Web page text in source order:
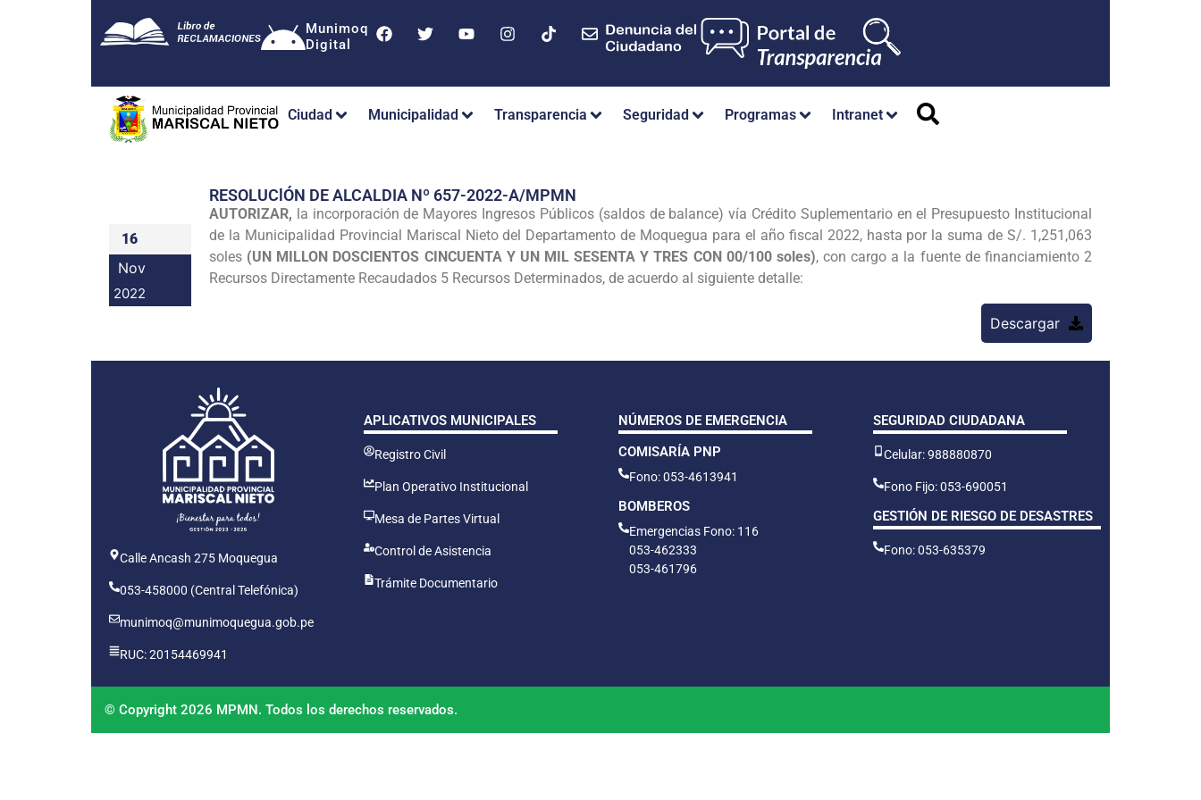
Munimoq
Digital
Ciudad Municipalidad Transparencia Seguridad Programas Intranet
16
Nov
2022
RESOLUClÓN DE ALCALDIA Nº 657-2022-A/MPMN
AUTORIZAR, la incorporación de Mayores Ingresos Públicos (saldos de balance) vía Crédito Suplementario en el Presupuesto Institucional
de la Municipalidad Provincial Mariscal Nieto del Departamento de Moquegua para el año fiscal 2022, hasta por la suma de S/. 1,251,063
soles (UN MILLON DOSCIENTOS CINCUENTA Y UN MIL SESENTA Y TRES CON 00/100 soles), con cargo a la fuente de financiamiento 2
Recursos Directamente Recaudados 5 Recursos Determinados, de acuerdo al siguiente detalle:
Descargar
Calle Ancash 275 Moquegua
053-458000 (Central Telefónica)
munimoq@munimoquegua.gob.pe
RUC: 20154469941
APLICATIVOS MUNICIPALES
Registro Civil
Plan Operativo Institucional
Mesa de Partes Virtual
Control de Asistencia
Trámite Documentario
NÚMEROS DE EMERGENCIA
COMISARÍA PNP
Fono: 053-4613941
BOMBEROS
Emergencias Fono: 116
053-462333
053-461796
SEGURIDAD CIUDADANA
Celular: 988880870
Fono Fijo: 053-690051
GESTIÓN DE RIESGO DE DESASTRES
Fono: 053-635379
© Copyright 2026 MPMN. Todos los derechos reservados.